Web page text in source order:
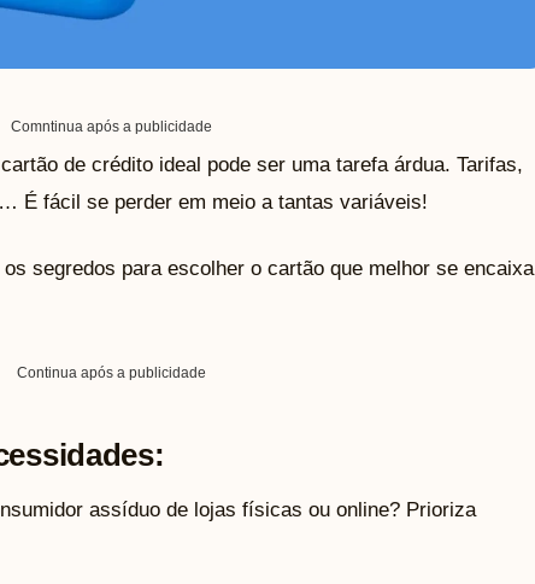
Comntinua após a publicidade
de crédito ideal pode ser uma tarefa árdua. Tarifas,
É fácil se perder em meio a tantas variáveis!
segredos para escolher o cartão que melhor se encaixa
Continua após a publicidade
assíduo de lojas físicas ou online? Prioriza